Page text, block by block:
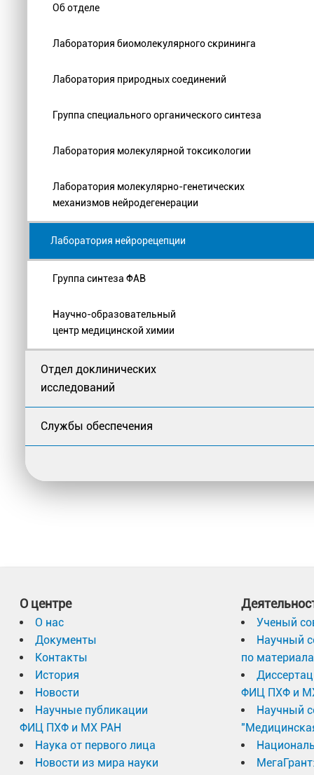
Об отделе
Лаборатория биомолекулярного скрининга
Лаборатория природных соединений
Группа специального органического синтеза
Лаборатория молекулярной токсикологии
Лаборатория молекулярно-генетических
механизмов нейродегенерации
Лаборатория нейрорецепции
Группа синтеза ФАВ
Научно-образовательный
центр медицинской химии
Отдел доклинических
исследований
Службы обеспечения
О центре
О нас
Документы
Контакты
История
Новости
Научные публикации
ФИЦ ПХФ и МХ РАН
Наука от первого лица
Новости из мира науки
Ученый
Научный
по
ФИЦ ПХФ и
Научный